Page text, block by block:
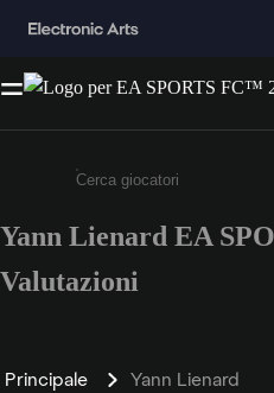
Inserisci un minimo
Yann Lienard EA
Valutazioni
Principale Yann Lienard